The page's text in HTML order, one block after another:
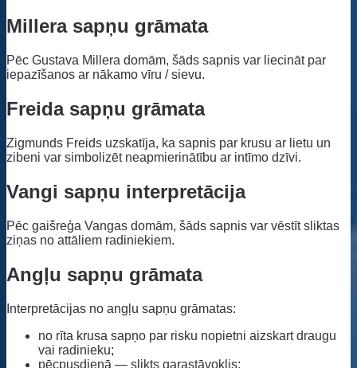
Millera sapņu grāmata
Pēc Gustava Millera domām, šāds sapnis var liecināt par
iepazīšanos ar nākamo vīru / sievu.
Freida sapņu grāmata
Zigmunds Freids uzskatīja, ka sapnis par krusu ar lietu un
zibeni var simbolizēt neapmierinātību ar intīmo dzīvi.
Vangi sapņu interpretācija
Pēc gaišreģa Vangas domām, šāds sapnis var vēstīt sliktas
ziņas no attāliem radiniekiem.
Angļu sapņu grāmata
Interpretācijas no angļu sapņu grāmatas:
no rīta krusa sapņo par risku nopietni aizskart draugu
vai radinieku;
pēcpusdienā — slikts garastāvoklis;